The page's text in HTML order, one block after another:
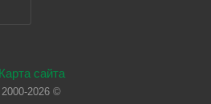
Карта сайта
2000-2026 ©